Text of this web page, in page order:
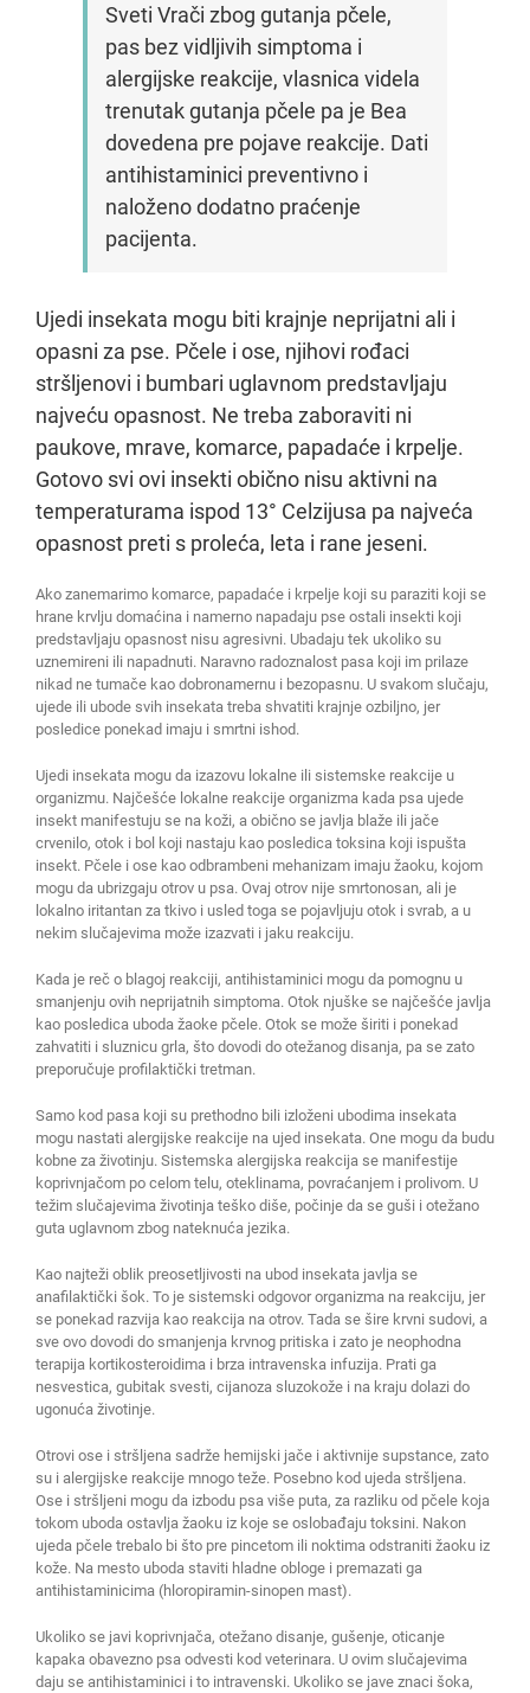
Sveti Vrači zbog gutanja pčele,
pas bez vidljivih simptoma i
alergijske reakcije, vlasnica videla
trenutak gutanja pčele pa je Bea
dovedena pre pojave reakcije. Dati
antihistaminici preventivno i
naloženo dodatno praćenje
pacijenta.
Ujedi insekata mogu biti krajnje neprijatni ali i
opasni za pse. Pčele i ose, njihovi rođaci
stršljenovi i bumbari uglavnom predstavljaju
najveću opasnost. Ne treba zaboraviti ni
paukove, mrave, komarce, papadaće i krpelje.
Gotovo svi ovi insekti obično nisu aktivni na
temperaturama ispod 13° Celzijusa pa najveća
opasnost preti s proleća, leta i rane jeseni.
Ako zanemarimo komarce, papadaće i krpelje koji su paraziti koji se
hrane krvlju domaćina i namerno napadaju pse ostali insekti koji
predstavljaju opasnost nisu agresivni. Ubadaju tek ukoliko su
uznemireni ili napadnuti. Naravno radoznalost pasa koji im prilaze
nikad ne tumače kao dobronamernu i bezopasnu. U svakom slučaju,
ujede ili ubode svih insekata treba shvatiti krajnje ozbiljno, jer
posledice ponekad imaju i smrtni ishod.
Ujedi insekata mogu da izazovu lokalne ili sistemske reakcije u
organizmu. Najčešće lokalne reakcije organizma kada psa ujede
insekt manifestuju se na koži, a obično se javlja blaže ili jače
crvenilo, otok i bol koji nastaju kao posledica toksina koji ispušta
insekt. Pčele i ose kao odbrambeni mehanizam imaju žaoku, kojom
mogu da ubrizgaju otrov u psa. Ovaj otrov nije smrtonosan, ali je
lokalno iritantan za tkivo i usled toga se pojavljuju otok i svrab, a u
nekim slučajevima može izazvati i jaku reakciju.
Kada je reč o blagoj reakciji, antihistaminici mogu da pomognu u
smanjenju ovih neprijatnih simptoma. Otok njuške se najčešće javlja
kao posledica uboda žaoke pčele. Otok se može širiti i ponekad
zahvatiti i sluznicu grla, što dovodi do otežanog disanja, pa se zato
preporučuje profilaktički tretman.
Samo kod pasa koji su prethodno bili izloženi ubodima insekata
mogu nastati alergijske reakcije na ujed insekata. One mogu da budu
kobne za životinju. Sistemska alergijska reakcija se manifestije
koprivnjačom po celom telu, oteklinama, povraćanjem i prolivom. U
težim slučajevima životinja teško diše, počinje da se guši i otežano
guta uglavnom zbog nateknuća jezika.
Kao najteži oblik preosetljivosti na ubod insekata javlja se
anafilaktički šok. To je sistemski odgovor organizma na reakciju, jer
se ponekad razvija kao reakcija na otrov. Tada se šire krvni sudovi, a
sve ovo dovodi do smanjenja krvnog pritiska i zato je neophodna
terapija kortikosteroidima i brza intravenska infuzija. Prati ga
nesvestica, gubitak svesti, cijanoza sluzokože i na kraju dolazi do
ugonuća životinje.
Otrovi ose i stršljena sadrže hemijski jače i aktivnije supstance, zato
su i alergijske reakcije mnogo teže. Posebno kod ujeda stršljena.
Ose i stršljeni mogu da izbodu psa više puta, za razliku od pčele koja
tokom uboda ostavlja žaoku iz koje se oslobađaju toksini. Nakon
ujeda pčele trebalo bi što pre pincetom ili noktima odstraniti žaoku iz
kože. Na mesto uboda staviti hladne obloge i premazati ga
antihistaminicima (hloropiramin-sinopen mast).
Ukoliko se javi koprivnjača, otežano disanje, gušenje, oticanje
kapaka obavezno psa odvesti kod veterinara. U ovim slučajevima
daju se antihistaminici i to intravenski. Ukoliko se jave znaci šoka,